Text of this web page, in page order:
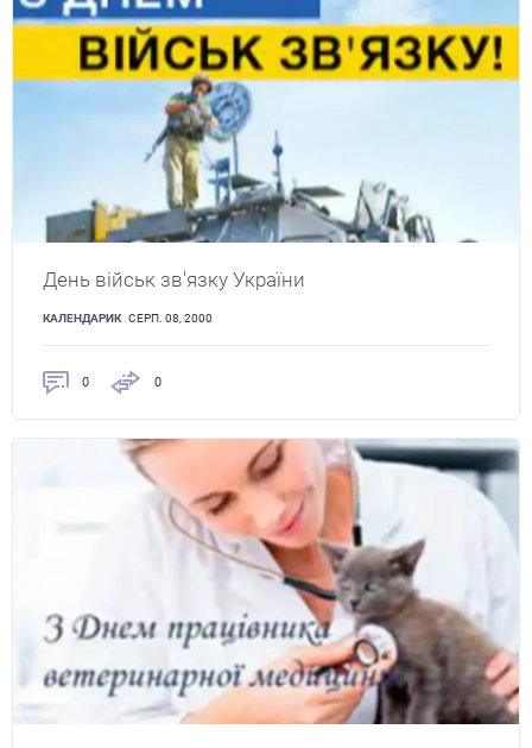
День військ зв'язку України
КАЛЕНДАРИК СЕРП. 08, 2000
0 0